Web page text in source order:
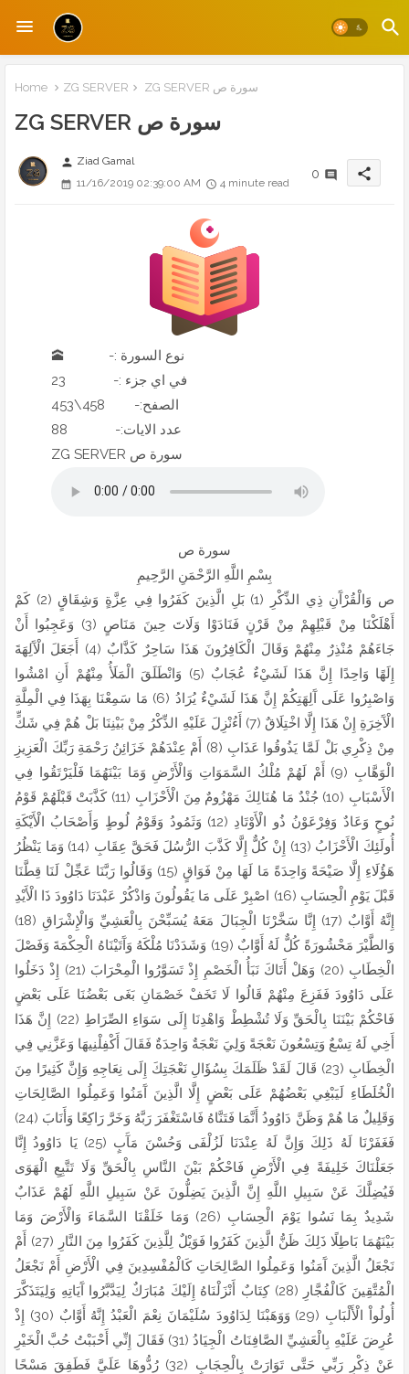
Home ZG SERVER ZG SERVER سورة ص
ZG SERVER سورة ص
person Ziad Gamal
11/16/2019 02:39:00 AM
4 minute read
0 share
🕋 -: نوع السورة
23 -: في اي جزء
453\458 -:الصفح
88 -:عدد الايات
ZG SERVER سورة ص
سورة ص
بِسْمِ اللَّهِ الرَّحْمَنِ الرَّحِيمِ
ص وَالْقُرْآَنِ ذِي الذِّكْرِ (1) بَلِ الَّذِينَ كَفَرُوا فِي عِزَّةٍ وَشِقَاقٍ (2) كَمْ
أَهْلَكْنَا مِنْ قَبْلِهِمْ مِنْ قَرْنٍ فَنَادَوْا وَلَاتَ حِينَ مَنَاصٍ (3) وَعَجِبُوا أَنْ
جَاءَهُمْ مُنْذِرٌ مِنْهُمْ وَقَالَ الْكَافِرُونَ هَذَا سَاحِرٌ كَذَّابٌ (4) أَجَعَلَ الْآَلِهَةَ
إِلَهًا وَاحِدًا إِنَّ هَذَا لَشَيْءٌ عُجَابٌ (5) وَانْطَلَقَ الْمَلَأُ مِنْهُمْ أَنِ امْشُوا
وَاصْبِرُوا عَلَى آَلِهَتِكُمْ إِنَّ هَذَا لَشَيْءٌ يُرَادُ (6) مَا سَمِعْنَا بِهَذَا فِي الْمِلَّةِ
الْآَخِرَةِ إِنْ هَذَا إِلَّا اخْتِلَاقٌ (7) أَءُنْزِلَ عَلَيْهِ الذِّكْرُ مِنْ بَيْنِنَا بَلْ هُمْ فِي شَكٍّ
مِنْ ذِكْرِي بَلْ لَمَّا يَذُوقُوا عَذَابِ (8) أَمْ عِنْدَهُمْ خَزَائِنُ رَحْمَةِ رَبِّكَ الْعَزِيزِ
الْوَهَّابِ (9) أَمْ لَهُمْ مُلْكُ السَّمَوَاتِ وَالْأَرْضِ وَمَا بَيْنَهُمَا فَلْيَرْتَقُوا فِي
الْأَسْبَابِ (10) جُنْدٌ مَا هُنَالِكَ مَهْزُومٌ مِنَ الْأَحْزَابِ (11) كَذَّبَتْ قَبْلَهُمْ قَوْمُ
نُوحٍ وَعَادٌ وَفِرْعَوْنُ ذُو الْأَوْتَادِ (12) وَثَمُودُ وَقَوْمُ لُوطٍ وَأَصْحَابُ الْأَيْكَةِ
أُولَئِكَ الْأَحْزَابُ (13) إِنْ كُلٌّ إِلَّا كَذَّبَ الرُّسُلَ فَحَقَّ عِقَابِ (14) وَمَا يَنْظُرُ
هَؤُلَاءِ إِلَّا صَيْحَةً وَاحِدَةً مَا لَهَا مِنْ فَوَاقٍ (15) وَقَالُوا رَبَّنَا عَجِّلْ لَنَا قِطَّنَا
قَبْلَ يَوْمِ الْحِسَابِ (16) اصْبِرْ عَلَى مَا يَقُولُونَ وَاذْكُرْ عَبْدَنَا دَاوُودَ ذَا الْأَيْدِ
إِنَّهُ أَوَّابٌ (17) إِنَّا سَخَّرْنَا الْجِبَالَ مَعَهُ يُسَبِّحْنَ بِالْعَشِيِّ وَالْإِشْرَاقِ (18)
وَالطَّيْرَ مَحْشُورَةً كُلٌّ لَهُ أَوَّابٌ (19) وَشَدَدْنَا مُلْكَهُ وَآَتَيْنَاهُ الْحِكْمَةَ وَفَصْلَ
الْخِطَابِ (20) وَهَلْ أَتَاكَ نَبَأُ الْخَصْمِ إِذْ تَسَوَّرُوا الْمِحْرَابَ (21) إِذْ دَخَلُوا
عَلَى دَاوُودَ فَفَزِعَ مِنْهُمْ قَالُوا لَا تَخَفْ خَصْمَانِ بَغَى بَعْضُنَا عَلَى بَعْضٍ
فَاحْكُمْ بَيْنَنَا بِالْحَقِّ وَلَا تُشْطِطْ وَاهْدِنَا إِلَى سَوَاءِ الصِّرَاطِ (22) إِنَّ هَذَا
أَخِي لَهُ تِسْعٌ وَتِسْعُونَ نَعْجَةً وَلِيَ نَعْجَةٌ وَاحِدَةٌ فَقَالَ أَكْفِلْنِيهَا وَعَزَّنِي فِي
الْخِطَابِ (23) قَالَ لَقَدْ ظَلَمَكَ بِسُؤَالِ نَعْجَتِكَ إِلَى نِعَاجِهِ وَإِنَّ كَثِيرًا مِنَ
الْخُلَطَاءِ لَيَبْغِي بَعْضُهُمْ عَلَى بَعْضٍ إِلَّا الَّذِينَ آَمَنُوا وَعَمِلُوا الصَّالِحَاتِ
وَقَلِيلٌ مَا هُمْ وَظَنَّ دَاوُودُ أَنَّمَا فَتَنَّاهُ فَاسْتَغْفَرَ رَبَّهُ وَخَرَّ رَاكِعًا وَأَنَابَ (24)
فَغَفَرْنَا لَهُ ذَلِكَ وَإِنَّ لَهُ عِنْدَنَا لَزُلْفَى وَحُسْنَ مَآَبٍ (25) يَا دَاوُودُ إِنَّا
جَعَلْنَاكَ خَلِيفَةً فِي الْأَرْضِ فَاحْكُمْ بَيْنَ النَّاسِ بِالْحَقِّ وَلَا تَتَّبِعِ الْهَوَى
فَيُضِلَّكَ عَنْ سَبِيلِ اللَّهِ إِنَّ الَّذِينَ يَضِلُّونَ عَنْ سَبِيلِ اللَّهِ لَهُمْ عَذَابٌ
شَدِيدٌ بِمَا نَسُوا يَوْمَ الْحِسَابِ (26) وَمَا خَلَقْنَا السَّمَاءَ وَالْأَرْضَ وَمَا
بَيْنَهُمَا بَاطِلًا ذَلِكَ ظَنُّ الَّذِينَ كَفَرُوا فَوَيْلٌ لِلَّذِينَ كَفَرُوا مِنَ النَّارِ (27) أَمْ
نَجْعَلُ الَّذِينَ آَمَنُوا وَعَمِلُوا الصَّالِحَاتِ كَالْمُفْسِدِينَ فِي الْأَرْضِ أَمْ نَجْعَلُ
الْمُتَّقِينَ كَالْفُجَّارِ (28) كِتَابٌ أَنْزَلْنَاهُ إِلَيْكَ مُبَارَكٌ لِيَدَّبَّرُوا آَيَاتِهِ وَلِيَتَذَكَّرَ
أُولُواْ الْأَلْبَابِ (29) وَوَهَبْنَا لِدَاوُودَ سُلَيْمَانَ نِعْمَ الْعَبْدُ إِنَّهُ أَوَّابٌ (30) إِذْ
عُرِضَ عَلَيْهِ بِالْعَشِيِّ الصَّافِنَاتُ الْجِيَادُ (31) فَقَالَ إِنِّي أَحْبَبْتُ حُبَّ الْخَيْرِ
عَنْ ذِكْرِ رَبِّي حَتَّى تَوَارَتْ بِالْحِجَابِ (32) رُدُّوهَا عَلَيَّ فَطَفِقَ مَسْحًا